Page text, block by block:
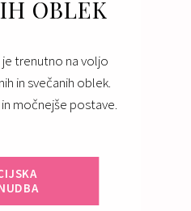
OBLEK
trenutno na voljo
in svečanih oblek.
močnejše postave.